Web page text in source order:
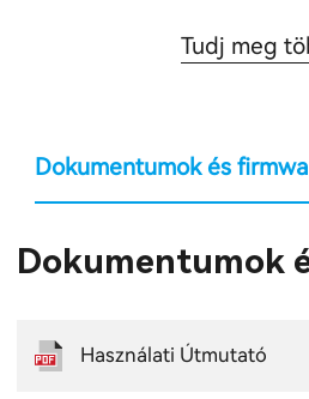
Tudj meg
Dokumentumok és
Dokumentumok
Használati Útmutató